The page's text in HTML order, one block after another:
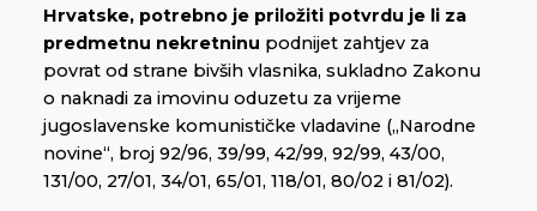
Hrvatske, potrebno je priložiti potvrdu je li za
predmetnu nekretninu podnijet zahtjev za
povrat od strane bivših vlasnika, sukladno Zakonu
o naknadi za imovinu oduzetu za vrijeme
jugoslavenske komunističke vladavine („Narodne
novine“, broj 92/96, 39/99, 42/99, 92/99, 43/00,
131/00, 27/01, 34/01, 65/01, 118/01, 80/02 i 81/02).